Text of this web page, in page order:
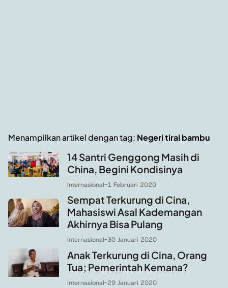
Menampilkan artikel dengan tag: Negeri tirai bambu
14 Santri Genggong Masih di
China, Begini Kondisinya
Internasional-1 Februari 2020
Sempat Terkurung di Cina,
Mahasiswi Asal Kademangan
Akhirnya Bisa Pulang
Internasional-30 Januari 2020
Anak Terkurung di Cina, Orang
Tua; Pemerintah Kemana?
Internasional-29 Januari 2020